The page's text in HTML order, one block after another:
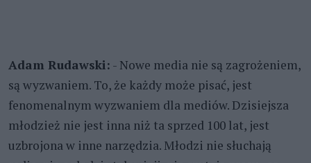
Adam Rudawski: - Nowe media nie są zagrożeniem,
są wyzwaniem. To, że każdy może pisać, jest
fenomenalnym wyzwaniem dla mediów. Dzisiejsza
młodzież nie jest inna niż ta sprzed 100 lat, jest
uzbrojona w inne narzędzia. Młodzi nie słuchają